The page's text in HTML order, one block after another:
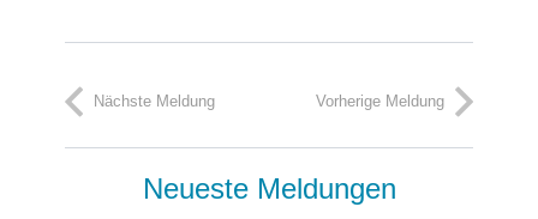
Nächste Meldung Vorherige Meldung
Neueste Meldungen